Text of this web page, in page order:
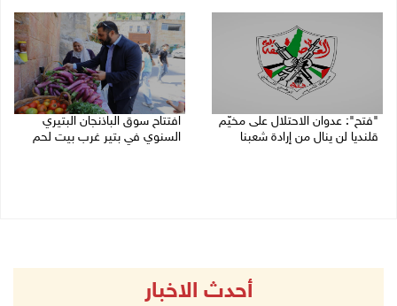
"فتح": عدوان الاحتلال على مخيّم
قلنديا لن ينال من إرادة شعبنا
افتتاح سوق الباذنجان البتيري
السنوي في بتير غرب بيت لحم
أحدث الاخبار